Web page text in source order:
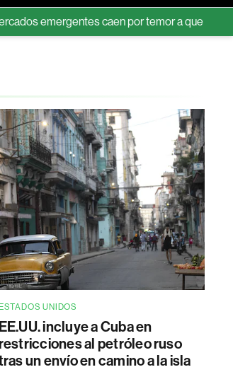
caen por temor a que el acuerdo
ESTADOS UNIDOS
EE.UU. incluye a Cuba en
al petróleo ruso
un envío en camino a la isla